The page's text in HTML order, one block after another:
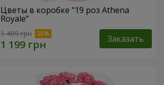
Цветы в коробке "19 роз Athena
Royale"
1 499 грн Заказать